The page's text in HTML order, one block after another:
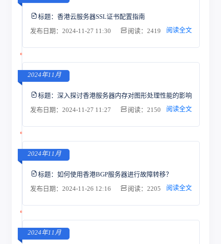
标题： 香港云服务器SSL证书配置指南
发布日期：2024-11-27 11:30
阅读：2419 阅读全文
2024年11月
标题： 深入探讨香港服务器内存对图形处理性能的影响
发布日期：2024-11-27 11:27
阅读：2150 阅读全文
2024年11月
标题： 如何使用香港BGP服务器进行故障转移？
发布日期：2024-11-26 12:16
阅读：2205 阅读全文
2024年11月